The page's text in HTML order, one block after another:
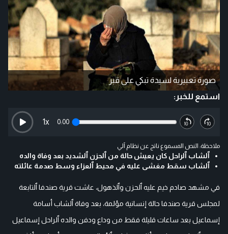
صورة تعبيرية لسيدة تبكي على قبر
استمع للخبر:
0:00
1x
ملاحظة: النص المسموع ناتج عن نظام آلي
ٱلشاب ٱلراحل كان يعيش حالة من ٱلحزن ٱلشديد بعد وفاة والده
ٱلشاب سقط مغشى عليه في محيط ٱلعزاء وسط صدمة عائلته
في مشهد صادم خيم عليه ٱلحزن وٱلذهول، عاشت قرية صندفا ٱلتابعة
لمجلس قرية صندفا حالة إنسانية مؤلمة، بعد وفاة ٱلشاب أسامة
إسماعيل بعد ساعات قليلة فقط من وداع ودفن والده ٱلراحل إسماعيل